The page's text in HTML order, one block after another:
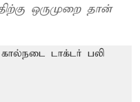
ஒருமுறை தான்